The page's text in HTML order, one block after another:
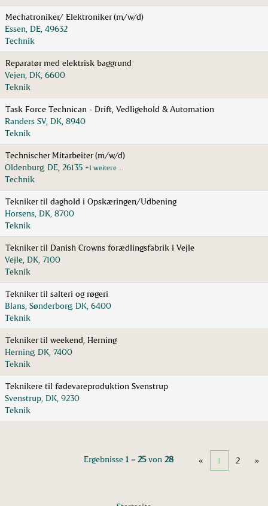
Mechatroniker/ Elektroniker (m/w/d)
Essen, DE, 49632
Technik
Reparatør med elektrisk baggrund
Vejen, DK, 6600
Teknik
Task Force Technican - Drift, Vedligehold & Automation
Randers SV, DK, 8940
Teknik
Technischer Mitarbeiter (m/w/d)
Oldenburg, DE, 26135 +1 weitere …
Technik
Tekniker til daghold i Opskæringen/Udbening
Horsens, DK, 8700
Teknik
Tekniker til Danish Crowns forædlingsfabrik i Vejle
Vejle, DK, 7100
Teknik
Tekniker til salteri og røgeri
Blans, Sønderborg, DK, 6400
Teknik
Tekniker til weekend, Herning
Herning, DK, 7400
Teknik
Teknikere til fødevareproduktion Svenstrup
Svenstrup, DK, 9230
Teknik
Ergebnisse 1 – 25von 28 « 1 2 »